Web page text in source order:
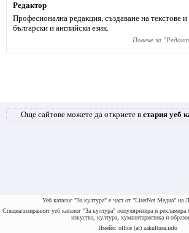
Редактор
Професионална редакция, създаване на текстове
български и английски език.
Повече за "
Още сайтове можете да откриете в стария уеб
Уеб каталог "За култура" е част от "LiterNet Медиа"
Специализираният уеб каталог "За култура" популяризира и рекламира
изкуства, култура, хуманитаристика и
Имейл: office (at) zakultura.info